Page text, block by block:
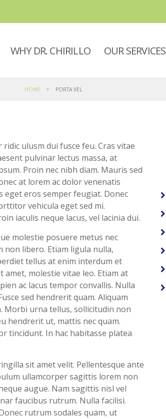
WHY DR. CHIRILLO OUR SERVICES
HOME PORTA VEL
ulusm dui fusce feu. Cras vitae
pulvinar lectus massa, at
Proin nec nibh diam. Mauris sed
at lorem ac dolor venenatis
eros semper feugiat. Donec
vehicula eget sed mi.
iaculis neque lacus, vel lacinia dui.
molestie posuere metus nec
non libero. Etiam ligula nulla,
tellus at enim interdum et
molestie vitae leo. Etiam at
ac lacus tempor convallis. Nulla
sed hendrerit quam. Aliquam
Morbi urna tellus, sollicitudin non
hendrerit ut, mattis nec quam.
tincidunt. In hac habitasse platea
sit amet velit. Pellentesque ante
ullamcorper sagittis lorem non
augue. Nam sagittis nisl vel
faucibus rutrum. Nulla facilisi.
rutrum sodales quam, ut